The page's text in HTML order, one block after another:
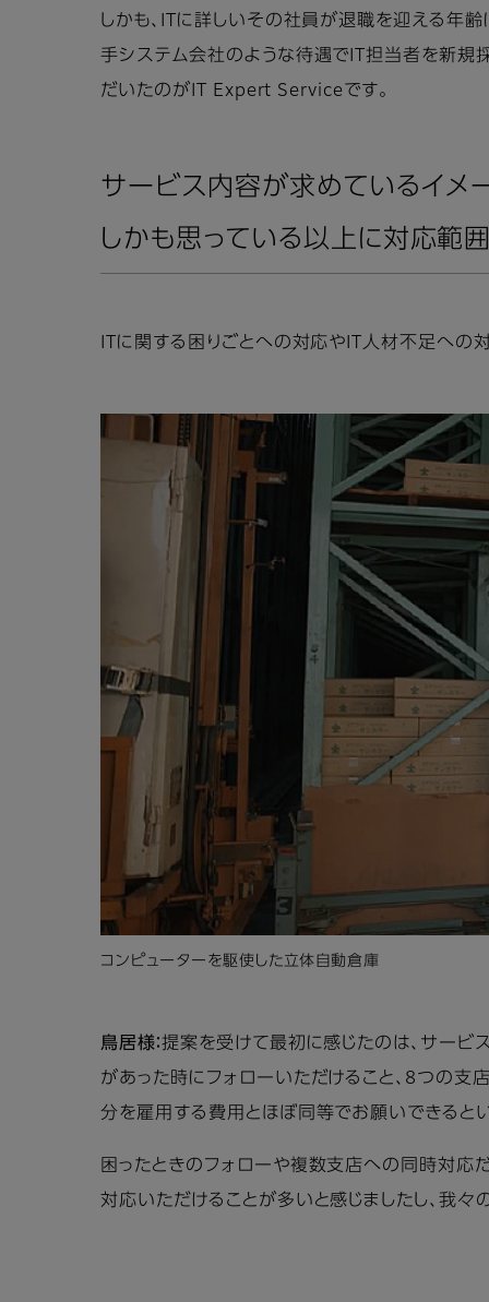
しかも、ITに詳しいその社員が退職を迎える年
手システム会社のような待遇でIT担当者を新規
だいたのがIT Expert Serviceです。
サービス内容が求めているイメ
しかも思っている以上に対応範
ITに関する困りごとへの対応やIT人材不足へ
コンピューターを駆使した立体自動倉庫
鳥居様：提案を受けて最初に感じたのは、サービ
があった時にフォローいただけること、8つの支
分を雇用する費用とほぼ同等でお願いできると
困ったときのフォローや複数支店への同時対応
対応いただけることが多いと感じましたし、我